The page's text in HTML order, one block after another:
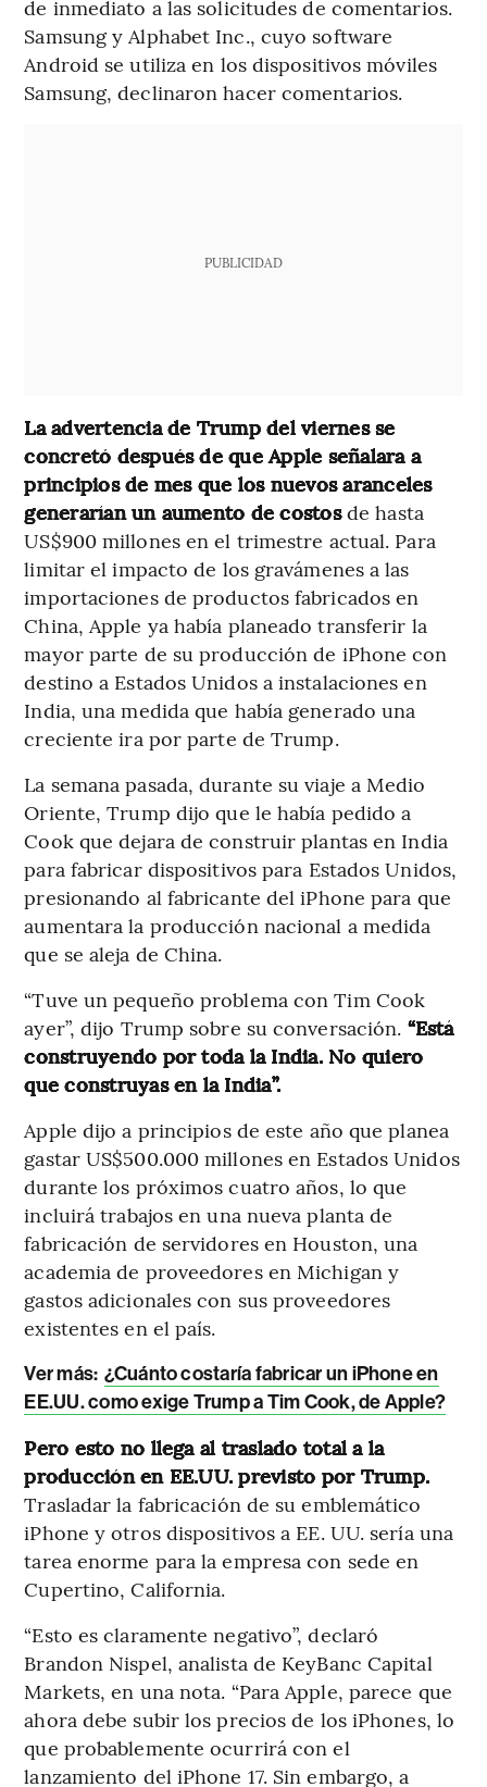
de inmediato a las solicitudes de comentarios.
Samsung y Alphabet Inc., cuyo software
Android se utiliza en los dispositivos móviles
Samsung, declinaron hacer comentarios.
PUBLICIDAD
La advertencia de Trump del viernes se
concretó después de que Apple señalara a
principios de mes que los nuevos aranceles
generarían un aumento de costosde hasta
US$900 millones en el trimestre actual. Para
limitar el impacto de los gravámenes a las
importaciones de productos fabricados en
China, Apple ya había planeado transferir la
mayor parte de su producción de iPhone con
destino a Estados Unidos a instalaciones en
India, una medida que había generado una
creciente ira por parte de Trump.
La semana pasada, durante su viaje a Medio
Oriente, Trump dijo que le había pedido a
Cook que dejara de construir plantas en India
para fabricar dispositivos para Estados Unidos,
presionando al fabricante del iPhone para que
aumentara la producción nacional a medida
que se aleja de China.
“Tuve un pequeño problema con Tim Cook
ayer”, dijo Trump sobre su conversación. “Está
construyendo por toda la India. No quiero
que construyas en la India”.
Apple dijo a principios de este año que planea
gastar US$500.000 millones en Estados Unidos
durante los próximos cuatro años, lo que
incluirá trabajos en una nueva planta de
fabricación de servidores en Houston, una
academia de proveedores en Michigan y
gastos adicionales con sus proveedores
existentes en el país.
Ver más: ¿Cuánto costaría fabricar un iPhone en
EE.UU. como exige Trump a Tim Cook, de Apple?
Pero esto no llega al traslado total a la
producción en EE.UU. previsto por Trump.
Trasladar la fabricación de su emblemático
iPhone y otros dispositivos a EE. UU. sería una
tarea enorme para la empresa con sede en
Cupertino, California.
“Esto es claramente negativo”, declaró
Brandon Nispel, analista de KeyBanc Capital
Markets, en una nota. “Para Apple, parece que
ahora debe subir los precios de los iPhones, lo
que probablemente ocurrirá con el
lanzamiento del iPhone 17. Sin embargo, a